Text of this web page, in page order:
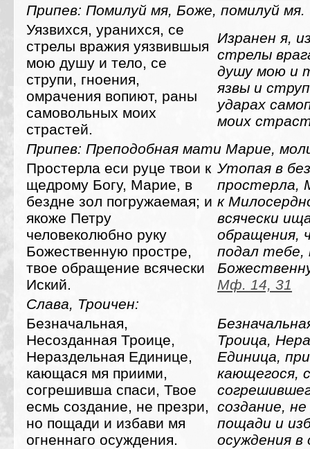
Припев: Помилуй мя, Боже, помилуй мя.
Уязвихся, уранихся, се
стрелы вражия уязвившыя
мою душу и тело, се
струпи, гноения,
омрачения вопиют, раны
самовольных моих
страстей.
Изранен я,
стрелы
душу мою и
язвы и
ударах
моих
Припев: Преподобная мати Марие,
Простерла еси руце твои к
щедрому Богу, Марие, в
бездне зол погружаемая; и
якоже Петру
человеколюбно руку
Божественную простре,
твое обращение всячески
Иский.
Утопая в
простерла,
к
всячески
обращения,
подал тебе,
Мф. 14, 31
Слава, Троичен:
Безначальная,
Несозданная Троице,
Нераздельная Единице,
кающася мя приими,
согрешивша спаси, Твое
есмь создание, не презри,
но пощади и избави мя
огненнаго осуждения.
Троица,
Единица,
кающегося,
создание,
пощади и
осуждения в